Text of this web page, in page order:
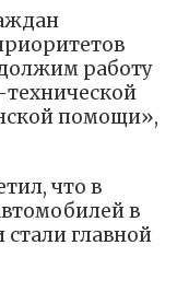
работу
помощи»,
что в
в
стали главной